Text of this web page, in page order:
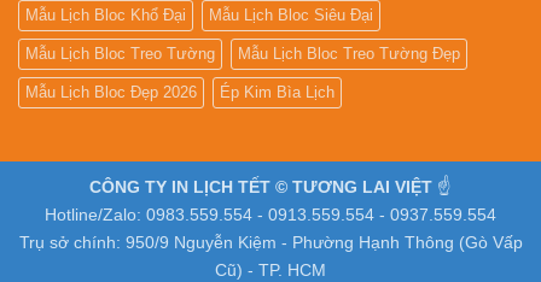
Mẫu Lịch Bloc Khổ Đại Mẫu Lịch Bloc Siêu Đại
Mẫu Lịch Bloc Treo Tường Mẫu Lịch Bloc Treo Tường Đẹp
Mẫu Lịch Bloc Đẹp 2026 Ép Kim Bìa Lịch
CÔNG TY IN LỊCH TẾT © TƯƠNG LAI VIỆT ☝️
Hotline/Zalo: 0983.559.554 - 0913.559.554 - 0937.559.554
Trụ sở chính: 950/9 Nguyễn Kiệm - Phường Hạnh Thông (Gò Vấp
Cũ) - TP. HCM